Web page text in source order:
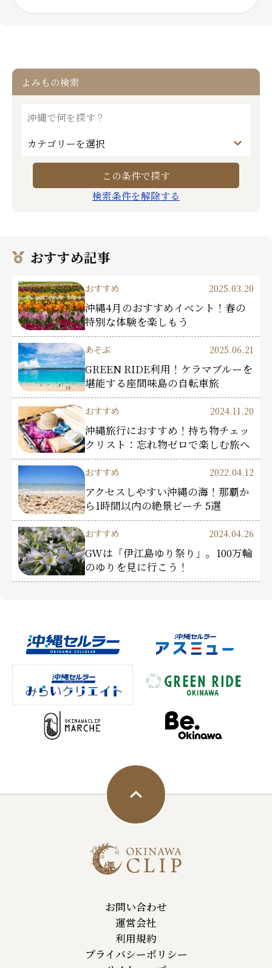
よみもの検索
検索条件を解除する
おすすめ記事
おすすめ 2025.03.20
沖縄4月のおすすめイベント！春の
特別な体験を楽しもう
あそぶ 2025.06.21
GREEN RIDE利用！ケラマブルーを
堪能する座間味島の自転車旅
おすすめ 2024.11.20
沖縄旅行におすすめ！持ち物チェッ
クリスト：忘れ物ゼロで楽しむ旅へ
おすすめ 2022.04.12
アクセスしやすい沖縄の海！那覇か
ら1時間以内の絶景ビーチ 5選
おすすめ 2024.04.26
GWは「伊江島ゆり祭り」。100万輪
のゆりを見に行こう！
お問い合わせ
運営会社
利用規約
プライバシーポリシー